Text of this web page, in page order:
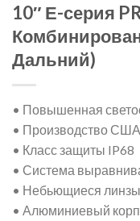
10″ Е-серия
Дальний)
• Повышенная
• Производство США
• Класс защиты IP68
• Система
• Небьющиеся линзы
• Алюминиевый